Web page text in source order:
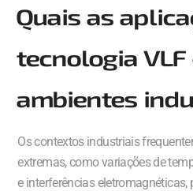
Quais as
tecnologia
ambientes
Os contextos industriais
extremas, como variações de
e interferências eletromagnéticas,